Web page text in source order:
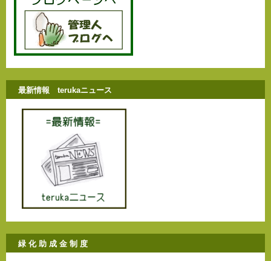
最新情報 terukaニュース
緑 化 助 成 金 制 度